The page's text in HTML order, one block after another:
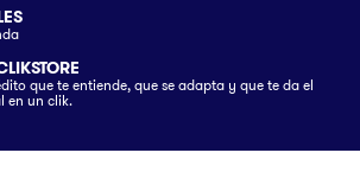
que te entiende, que se adapta y que te da el
en un clik.